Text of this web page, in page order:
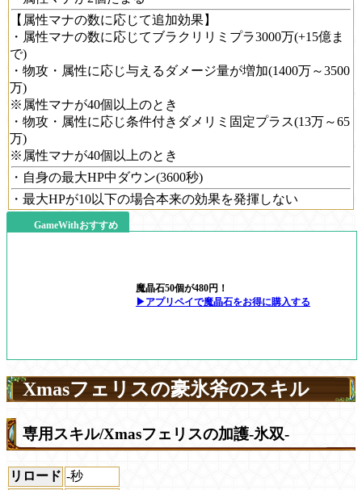
【属性マナの数に応じて追加効果】
・属性マナの数に応じてブラクリリミプラ3000万(+15億ま
で)
・物攻・属性に応じ与えるダメージ量が増加(1400万～3500
万)
※属性マナが40個以上のとき
・物攻・属性に応じ条件付きダメリミ固定プラス(13万～65
万)
※属性マナが40個以上のとき
・自身の最大HP中ダウン(3600秒)
・最大HPが10以下の場合本来の効果を発揮しない
GameWithおすすめ
魔晶石50個が480円！
▶アプリペイで魔晶石をお得に購入する
Xmasフェリスの豪氷斧のスキル
専用スキル/Xmasフェリスの加護-氷双-
リロード -秒